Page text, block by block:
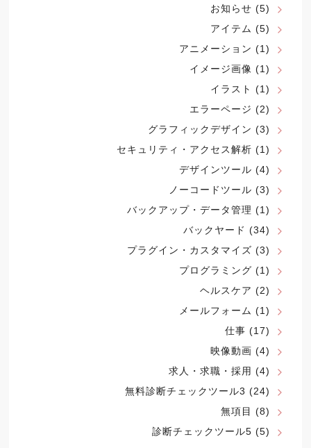
お知らせ (5)
アイテム (5)
アニメーション (1)
イメージ画像 (1)
イラスト (1)
エラーページ (2)
グラフィックデザイン (3)
セキュリティ・アクセス解析 (1)
デザインツール (4)
ノーコードツール (3)
バックアップ・データ管理 (1)
バックヤード (34)
プラグイン・カスタマイズ (3)
プログラミング (1)
ヘルスケア (2)
メールフォーム (1)
仕事 (17)
映像動画 (4)
求人・求職・採用 (4)
無料診断チェックツール3 (24)
無項目 (8)
診断チェックツール5 (5)